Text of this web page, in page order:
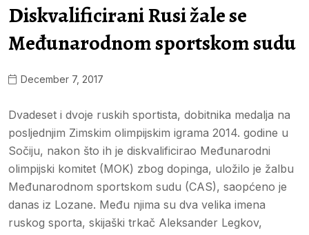
Diskvalificirani Rusi žale se
Međunarodnom sportskom sudu
December 7, 2017
Dvadeset i dvoje ruskih sportista, dobitnika medalja na
posljednjim Zimskim olimpijskim igrama 2014. godine u
Sočiju, nakon što ih je diskvalificirao Međunarodni
olimpijski komitet (MOK) zbog dopinga, uložilo je žalbu
Međunarodnom sportskom sudu (CAS), saopćeno je
danas iz Lozane. Među njima su dva velika imena
ruskog sporta, skijaški trkač Aleksander Legkov,